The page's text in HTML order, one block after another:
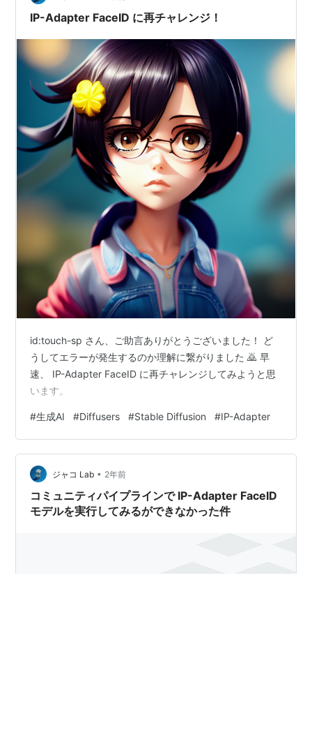
IP-Adapter FaceID に再チャレンジ！
id:touch-sp さん、ご助言ありがとうございました！ ど
うしてエラーが発生するのか理解に繋がりました 🙇 早
速、 IP-Adapter FaceID に再チャレンジしてみようと思
います。
#生成AI #Diffusers #Stable Diffusion #IP-Adapter
ジャコ Lab • 2年前
コミュニティパイプラインで IP-Adapter FaceID
モデルを実行してみるができなかった件